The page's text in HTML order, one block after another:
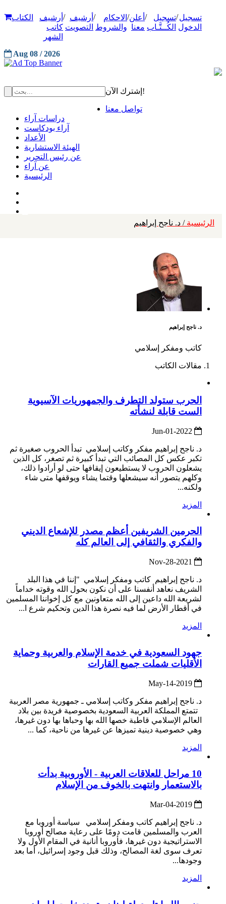
تسجيل
الدخول
/تسجيل
الكُــتَّـاب
/ أعلن
معنا
/ الاحكام
والشروط
/ أرشيف
التصويت
/ أرشيف
كاتب
الشهر
الكتاب
Aug 08 / 2026
إشترك الآن!
تواصل معنا
دراسات آراء
آراء بودكاست
الأعداد
الهيئة الاستشارية
عن رئيس التحرير
عن آراء
الرئيسية
الرئيسية / د. ناجح إبراهيم
د. ناجح إبراهيم
كاتب ومفكر إسلامي
مقالات الكاتب
الحرب ستولد التطرف والجمهوريات الآسيوية
الست قابلة لنشأته
د. ناجح إبراهيم مفكر وكاتب إسلامي تبدأ الحروب صغيرة ثم
تكبر عكس كل المصائب التي تبدأ كبيرة ثم تصغر، كل الذين
يشعلون الحروب لا يستطيعون إيقافها حتى لو أرادوا ذلك،
وكلهم يتصور أنه سيشعلها وقتما يشاء ويوقفها متى شاء
ولكنه...
المزيد
الحرمين الشريفين أعظم مصدر للإشعاع الديني
والفكري والثقافي إلى العالم كله
د. ناجح إبراهيم كاتب ومفكر إسلامي "إننا في هذا البلد
الشريف نعاهد أنفسنا على أن نكون بحول الله وقوته خداماً
لشريعة الله داعين إلى الله متعاونين مع كل إخواننا المسلمين
في أقطار الأرض لما فيه نصرة هذا الدين وتحكيم شرع ا...
المزيد
جهود السعودية في خدمة الإسلام والعربية وحماية
الأقليات شملت جميع القارات
د. ناجح إبراهيم مفكر وكاتب إسلامي ـ جمهورية مصر العربية
تتمتع المملكة العربية السعودية بخصوصية فريدة بين بلاد
العالم الإسلامي قاطبة خصها الله بها وحباها بها دون غيرها،
وهي خصوصية دينية تميزها عن غيرها من ناحية، كما ...
المزيد
10 مراحل للعلاقات العربية - الأوروبية بدأت
بالاستعمار وانتهت بالخوف من الإسلام
د. ناجح إبراهيم كاتب ومفكر إسلامي سياسة أوروبا مع
العرب والمسلمين قامت دومًا على رعاية مصالح أوروبا
الاستراتيجية دون غيرها، فأوروبا أنانية في المقام الأول ولا
تعرف سوى لغة المصالح، وذلك قبل وجود إسرائيل، أما بعد
وجودها...
المزيد